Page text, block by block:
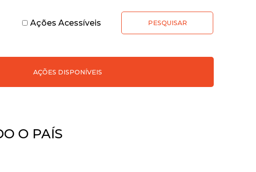
Ações Acessíveis PESQUISAR
AÇÕES DISPONÍVEIS
O PAÍS